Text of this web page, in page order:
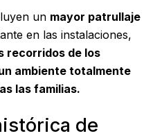
un mayor patrullaje
en las instalaciones,
recorridos de los
ambiente totalmente
las familias.
de